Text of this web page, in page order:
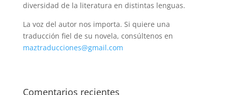
diversidad de la literatura en distintas lenguas.
La voz del autor nos importa. Si quiere una
traducción fiel de su novela, consúltenos en
maztraducciones@gmail.com
Comentarios recientes